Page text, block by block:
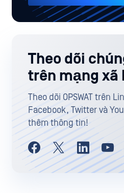
Theo dõi
trên mạng xã
Theo dõi OPSWAT trên
Facebook, Twitter và
thêm thông tin!